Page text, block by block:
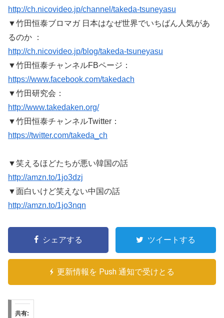
http://ch.nicovideo.jp/channel/takeda-tsuneyasu
▼竹田恒泰ブロマガ 日本はなぜ世界でいちばん人気があ
るのか ：
http://ch.nicovideo.jp/blog/takeda-tsuneyasu
▼竹田恒泰チャンネルFBページ：
https://www.facebook.com/takedach
▼竹田研究会：
http://www.takedaken.org/
▼竹田恒泰チャンネルTwitter：
https://twitter.com/takeda_ch
▼笑えるほどたちが悪い韓国の話
http://amzn.to/1jo3dzj
▼面白いけど笑えない中国の話
http://amzn.to/1jo3nqn
シェアする ツイートする
更新情報を Push 通知で受けとる
共有: